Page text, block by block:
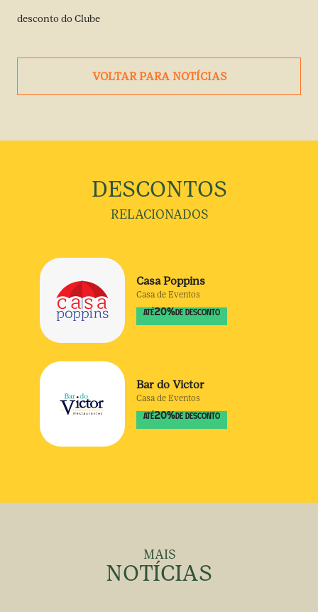
desconto do Clube
VOLTAR PARA NOTÍCIAS
DESCONTOS
RELACIONADOS
Casa Poppins
Casa de Eventos
ATÉ20% DE DESCONTO
Bar do Victor
Casa de Eventos
ATÉ20% DE DESCONTO
MAIS
NOTÍCIAS